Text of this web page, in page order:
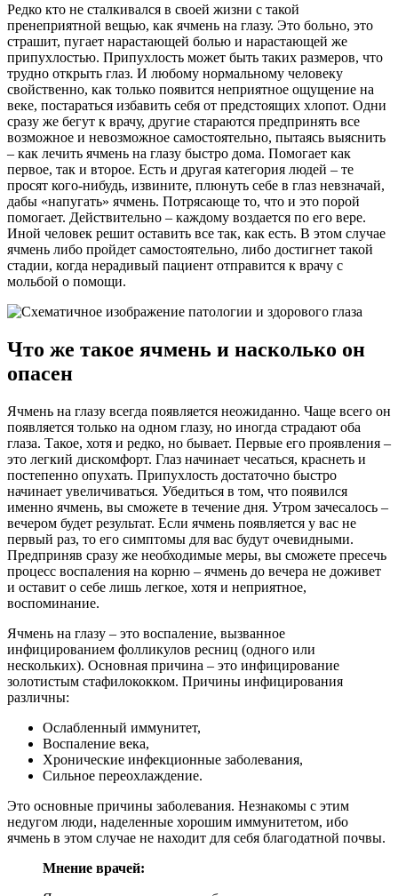
Редко кто не сталкивался в своей жизни с такой
пренеприятной вещью, как ячмень на глазу. Это больно, это
страшит, пугает нарастающей болью и нарастающей же
припухлостью. Припухлость может быть таких размеров, что
трудно открыть глаз. И любому нормальному человеку
свойственно, как только появится неприятное ощущение на
веке, постараться избавить себя от предстоящих хлопот. Одни
сразу же бегут к врачу, другие стараются предпринять все
возможное и невозможное самостоятельно, пытаясь выяснить
– как лечить ячмень на глазу быстро дома. Помогает как
первое, так и второе. Есть и другая категория людей – те
просят кого-нибудь, извините, плюнуть себе в глаз невзначай,
дабы «напугать» ячмень. Потрясающе то, что и это порой
помогает. Действительно – каждому воздается по его вере.
Иной человек решит оставить все так, как есть. В этом случае
ячмень либо пройдет самостоятельно, либо достигнет такой
стадии, когда нерадивый пациент отправится к врачу с
мольбой о помощи.
Что же такое ячмень и насколько он
опасен
Ячмень на глазу всегда появляется неожиданно. Чаще всего он
появляется только на одном глазу, но иногда страдают оба
глаза. Такое, хотя и редко, но бывает. Первые его проявления –
это легкий дискомфорт. Глаз начинает чесаться, краснеть и
постепенно опухать. Припухлость достаточно быстро
начинает увеличиваться. Убедиться в том, что появился
именно ячмень, вы сможете в течение дня. Утром зачесалось –
вечером будет результат. Если ячмень появляется у вас не
первый раз, то его симптомы для вас будут очевидными.
Предприняв сразу же необходимые меры, вы сможете пресечь
процесс воспаления на корню – ячмень до вечера не доживет
и оставит о себе лишь легкое, хотя и неприятное,
воспоминание.
Ячмень на глазу – это воспаление, вызванное
инфицированием фолликулов ресниц (одного или
нескольких). Основная причина – это инфицирование
золотистым стафилококком. Причины инфицирования
различны:
Ослабленный иммунитет,
Воспаление века,
Хронические инфекционные заболевания,
Сильное переохлаждение.
Это основные причины заболевания. Незнакомы с этим
недугом люди, наделенные хорошим иммунитетом, ибо
ячмень в этом случае не находит для себя благодатной почвы.
Мнение врачей: